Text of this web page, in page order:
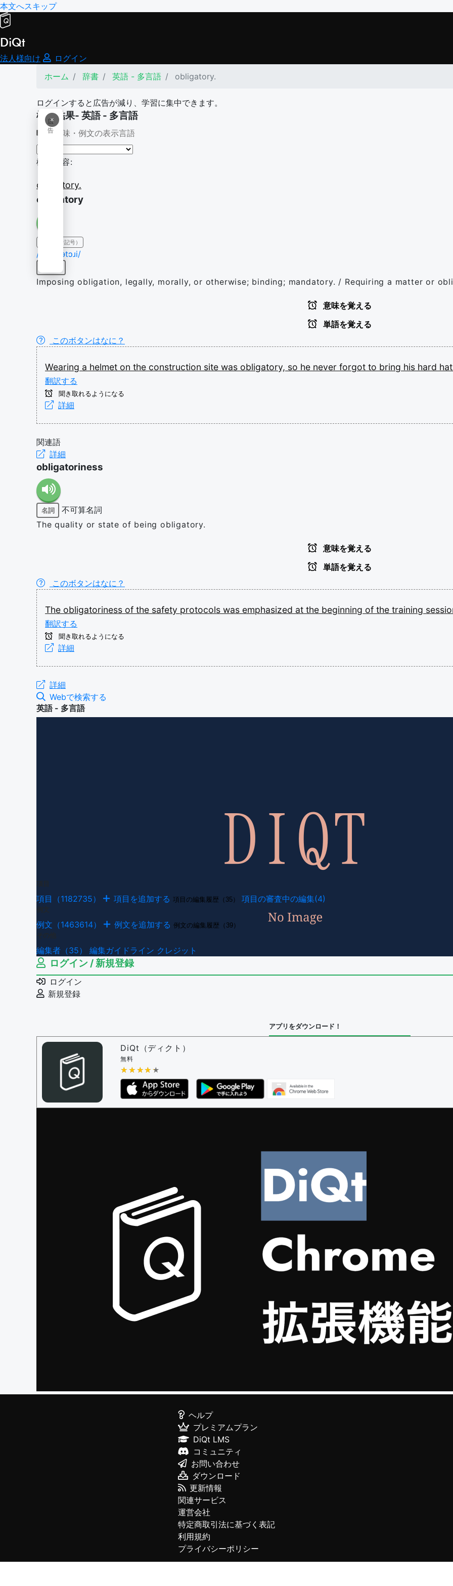
本文へスキップ
DiQt
法人様向け
ログイン
ホーム
辞書 英語 - 多言語 obligatory.
ログインすると広告が減り、学習に集中できます。
×
広
告
検索結果- 英語 - 多言語
意味・例文の表示言語
検索内容:
obligatory.
obligatory
IPA（発音記号）
/əˈblɪɡətɔɹi/
Imposing obligation, legally, morally, or otherwise; binding; mandatory. / Requiring a matter or
意味を覚える
単語を覚える
このボタンはなに？
Wearing a helmet on the construction site was obligatory, so he never forgot to bring his hard
翻訳する
聞き取れるようになる
詳細
関連語
詳細
obligatoriness
名詞
不可算名詞
The quality or state of being obligatory.
意味を覚える
単語を覚える
このボタンはなに？
The obligatoriness of the safety protocols was emphasized at the beginning of the training
翻訳する
聞き取れるようになる
詳細
詳細
Webで検索する
英語 - 多言語
項目（1182735） 項目を追加する 項目の編集履歴（35） 項目の審査中の編集(4)
例文（1463614） 例文を追加する 例文の編集履歴（39）
編集者（35） 編集ガイドライン クレジット
ログイン / 新規登録
ログイン
新規登録
アプリをダウンロード！
DiQt（ディクト）
無料
★★★★★
★★★★★
ヘルプ
プレミアムプラン
DiQt LMS
コミュニティ
お問い合わせ
ダウンロード
更新情報
関連サービス
運営会社
特定商取引法に基づく表記
利用規約
プライバシーポリシー